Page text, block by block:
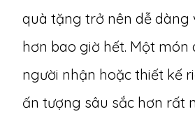
quà tặng trở nên dễ dàng
hơn bao giờ hết. Một món
người nhận hoặc thiết kế
ấn tượng sâu sắc hơn rất